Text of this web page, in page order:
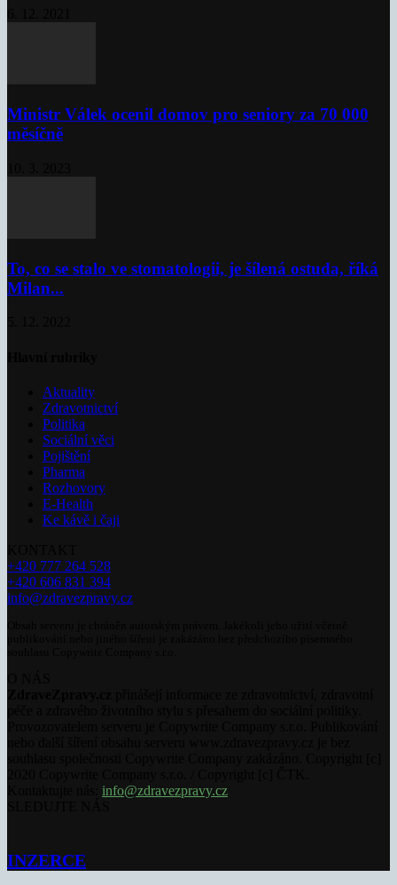
Ministr Válek ocenil domov pro seniory za 70 000
měsíčně
To, co se stalo ve stomatologii, je šílená ostuda, říká
Milan...
Aktuality
Zdravotnictví
Politika
Sociální věci
Pojištění
Pharma
Rozhovory
E-Health
Ke kávě i čaji
+420 777 264 528
+420 606 831 394
info@zdravezpravy.cz
info@zdravezpravy.cz
INZERCE